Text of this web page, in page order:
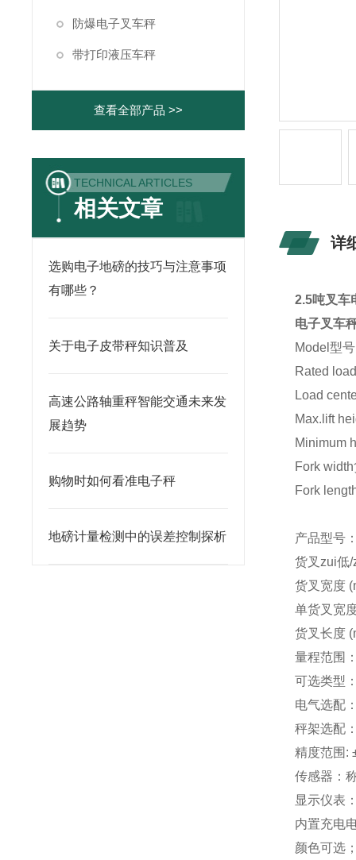
防爆电子叉车秤
带打印液压车秤
查看全部产品 >>
TECHNICAL ARTICLES
相关文章
选购电子地磅的技巧与注意事项
有哪些？
关于电子皮带秤知识普及
高速公路轴重秤智能交通未来发
展趋势
购物时如何看准电子秤
地磅计量检测中的误差控制探析
详
2.5吨叉车
电子叉车
Model型号
Rated
Load
Max.lift
Minimum
Fork
Fork
产品型号
货叉zui低/
货叉宽度
单货叉宽
货叉长度
量程范围
可选类型
电气选配
秤架选配
精度范围:
传感器：
显示仪表
内置充电
颜色可选